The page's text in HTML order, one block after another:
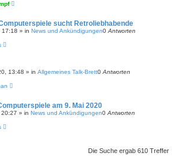
sucht Retroliebhabende
17:18 » in News und Ankündigungen0 Antworten
13:48 » in Allgemeines Talk-Brett0 Antworten
am 9. Mai 2020
20:27 » in News und Ankündigungen0 Antworten
Die Suche ergab 610 Treffer